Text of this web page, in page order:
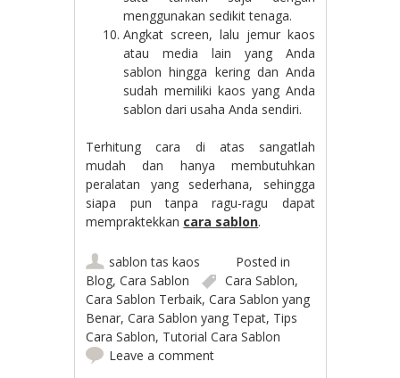
menggunakan sedikit tenaga.
Angkat screen, lalu jemur kaos
atau media lain yang Anda
sablon hingga kering dan Anda
sudah memiliki kaos yang Anda
sablon dari usaha Anda sendiri.
Terhitung cara di atas sangatlah
mudah dan hanya membutuhkan
peralatan yang sederhana, sehingga
siapa pun tanpa ragu-ragu dapat
mempraktekkan cara sablon.
sablon tas kaos
Posted in
Blog,Cara Sablon Cara Sablon,
Cara Sablon Terbaik,Cara Sablon yang
Benar,Cara Sablon yang Tepat, Tips
Cara Sablon, Tutorial Cara Sablon
Leave a comment